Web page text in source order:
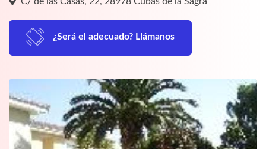
¿Será el adecuado? Llámanos